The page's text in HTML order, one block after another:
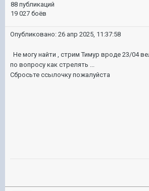
88 публикаций
19 027 боёв
Опубликовано: 26 апр 2025, 11:37:58
Не могу найти , стрим Тимур вроде 23/04
по вопросу как стрелять ...
Сбросьте ссылочку пожалуйста